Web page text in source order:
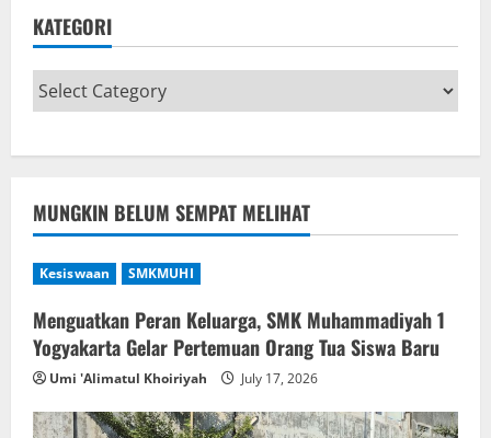
KATEGORI
MUNGKIN BELUM SEMPAT MELIHAT
Kesiswaan SMKMUHI
Menguatkan Peran Keluarga, SMK Muhammadiyah 1
Yogyakarta Gelar Pertemuan Orang Tua Siswa Baru
Umi 'Alimatul Khoiriyah July 17, 2026